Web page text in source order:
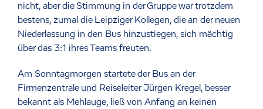
nicht, aber die Stimmung in der Gruppe war trotzdem
bestens, zumal die Leipziger Kollegen, die an der neuen
Niederlassung in den Bus hinzustiegen, sich mächtig
über das 3:1 ihres Teams freuten.
Am Sonntagmorgen startete der Bus an der
Firmenzentrale und Reiseleiter Jürgen Kregel, besser
bekannt als Mehlauge, ließ von Anfang an keinen